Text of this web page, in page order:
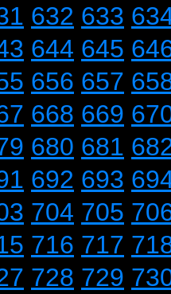
632 633
644 645
656 657
668 669
680 681
692 693
704 705
716 717
728 729